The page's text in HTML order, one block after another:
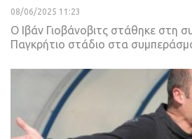
08/06/2025 11:23
Ο Ιβάν Γιοβάνοβιτς στάθηκε στη
Παγκρήτιο στάδιο στα